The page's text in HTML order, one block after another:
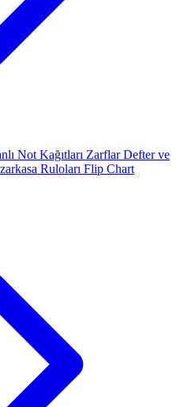
Not Kağıtları ZarflarDefter ve
Ruloları Flip Chart